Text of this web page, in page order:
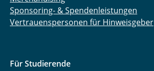
Sponsoring- & Spendenleistungen
Vertrauenspersonen für Hinweisgeber
Für Studierende